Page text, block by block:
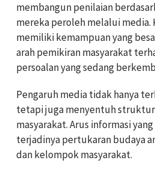
membangun penilaian
mereka peroleh melalui media.
memiliki kemampuan yang
arah pemikiran masyarakat
persoalan yang sedang
Pengaruh media tidak hanya
tetapi juga menyentuh
masyarakat. Arus informasi
terjadinya pertukaran budaya
dan kelompok masyarakat.